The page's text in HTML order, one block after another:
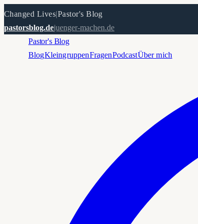
Changed Lives|Pastor's Blog
pastorsblog.dejuenger-machen.de
Pastor's Blog
BlogKleingruppenFragenPodcastÜber mich